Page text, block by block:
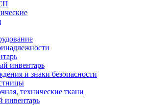
инвентарь
и знаки безопасности
технические ткани
инвентарь